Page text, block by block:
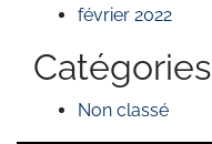
février 2022
Catégories
Non classé